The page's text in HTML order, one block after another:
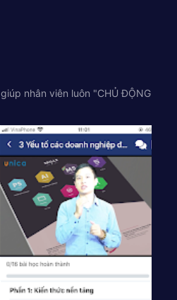
nhân viên luôn "CHỦ ĐỘNG